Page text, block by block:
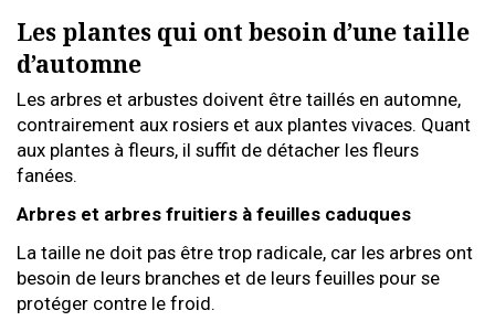
Les plantes qui ont besoin d’une taille
d’automne
Les arbres et arbustes doivent être taillés en automne,
contrairement aux rosiers et aux plantes vivaces. Quant
aux plantes à fleurs, il suffit de détacher les fleurs
fanées.
Arbres et arbres fruitiers à feuilles caduques
La taille ne doit pas être trop radicale, car les arbres ont
besoin de leurs branches et de leurs feuilles pour se
protéger contre le froid.